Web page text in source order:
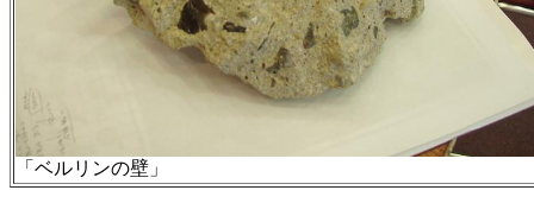
「ベルリンの壁」